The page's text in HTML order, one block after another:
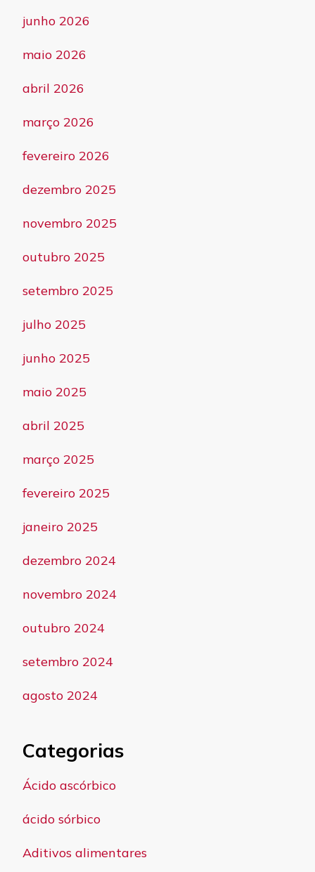
junho 2026
maio 2026
abril 2026
março 2026
fevereiro 2026
dezembro 2025
novembro 2025
outubro 2025
setembro 2025
julho 2025
junho 2025
maio 2025
abril 2025
março 2025
fevereiro 2025
janeiro 2025
dezembro 2024
novembro 2024
outubro 2024
setembro 2024
agosto 2024
Categorias
Ácido ascórbico
ácido sórbico
Aditivos alimentares